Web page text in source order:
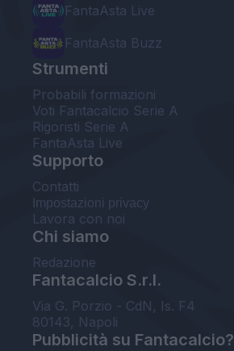
FantaAsta Live
FantaAsta Buzz
Strumenti
Probabili formazioni
Voti Fantacalcio Serie A
Rigoristi Serie A
FantaAsta Live
Supporto
Contatti
Impostazioni privacy
Lavora con noi
Chi siamo
Redazione
Fantacalcio S.r.l.
Via G. Porzio - CdN, Is. F4
80143, Napoli
Pubblicità su Fantacalcio?